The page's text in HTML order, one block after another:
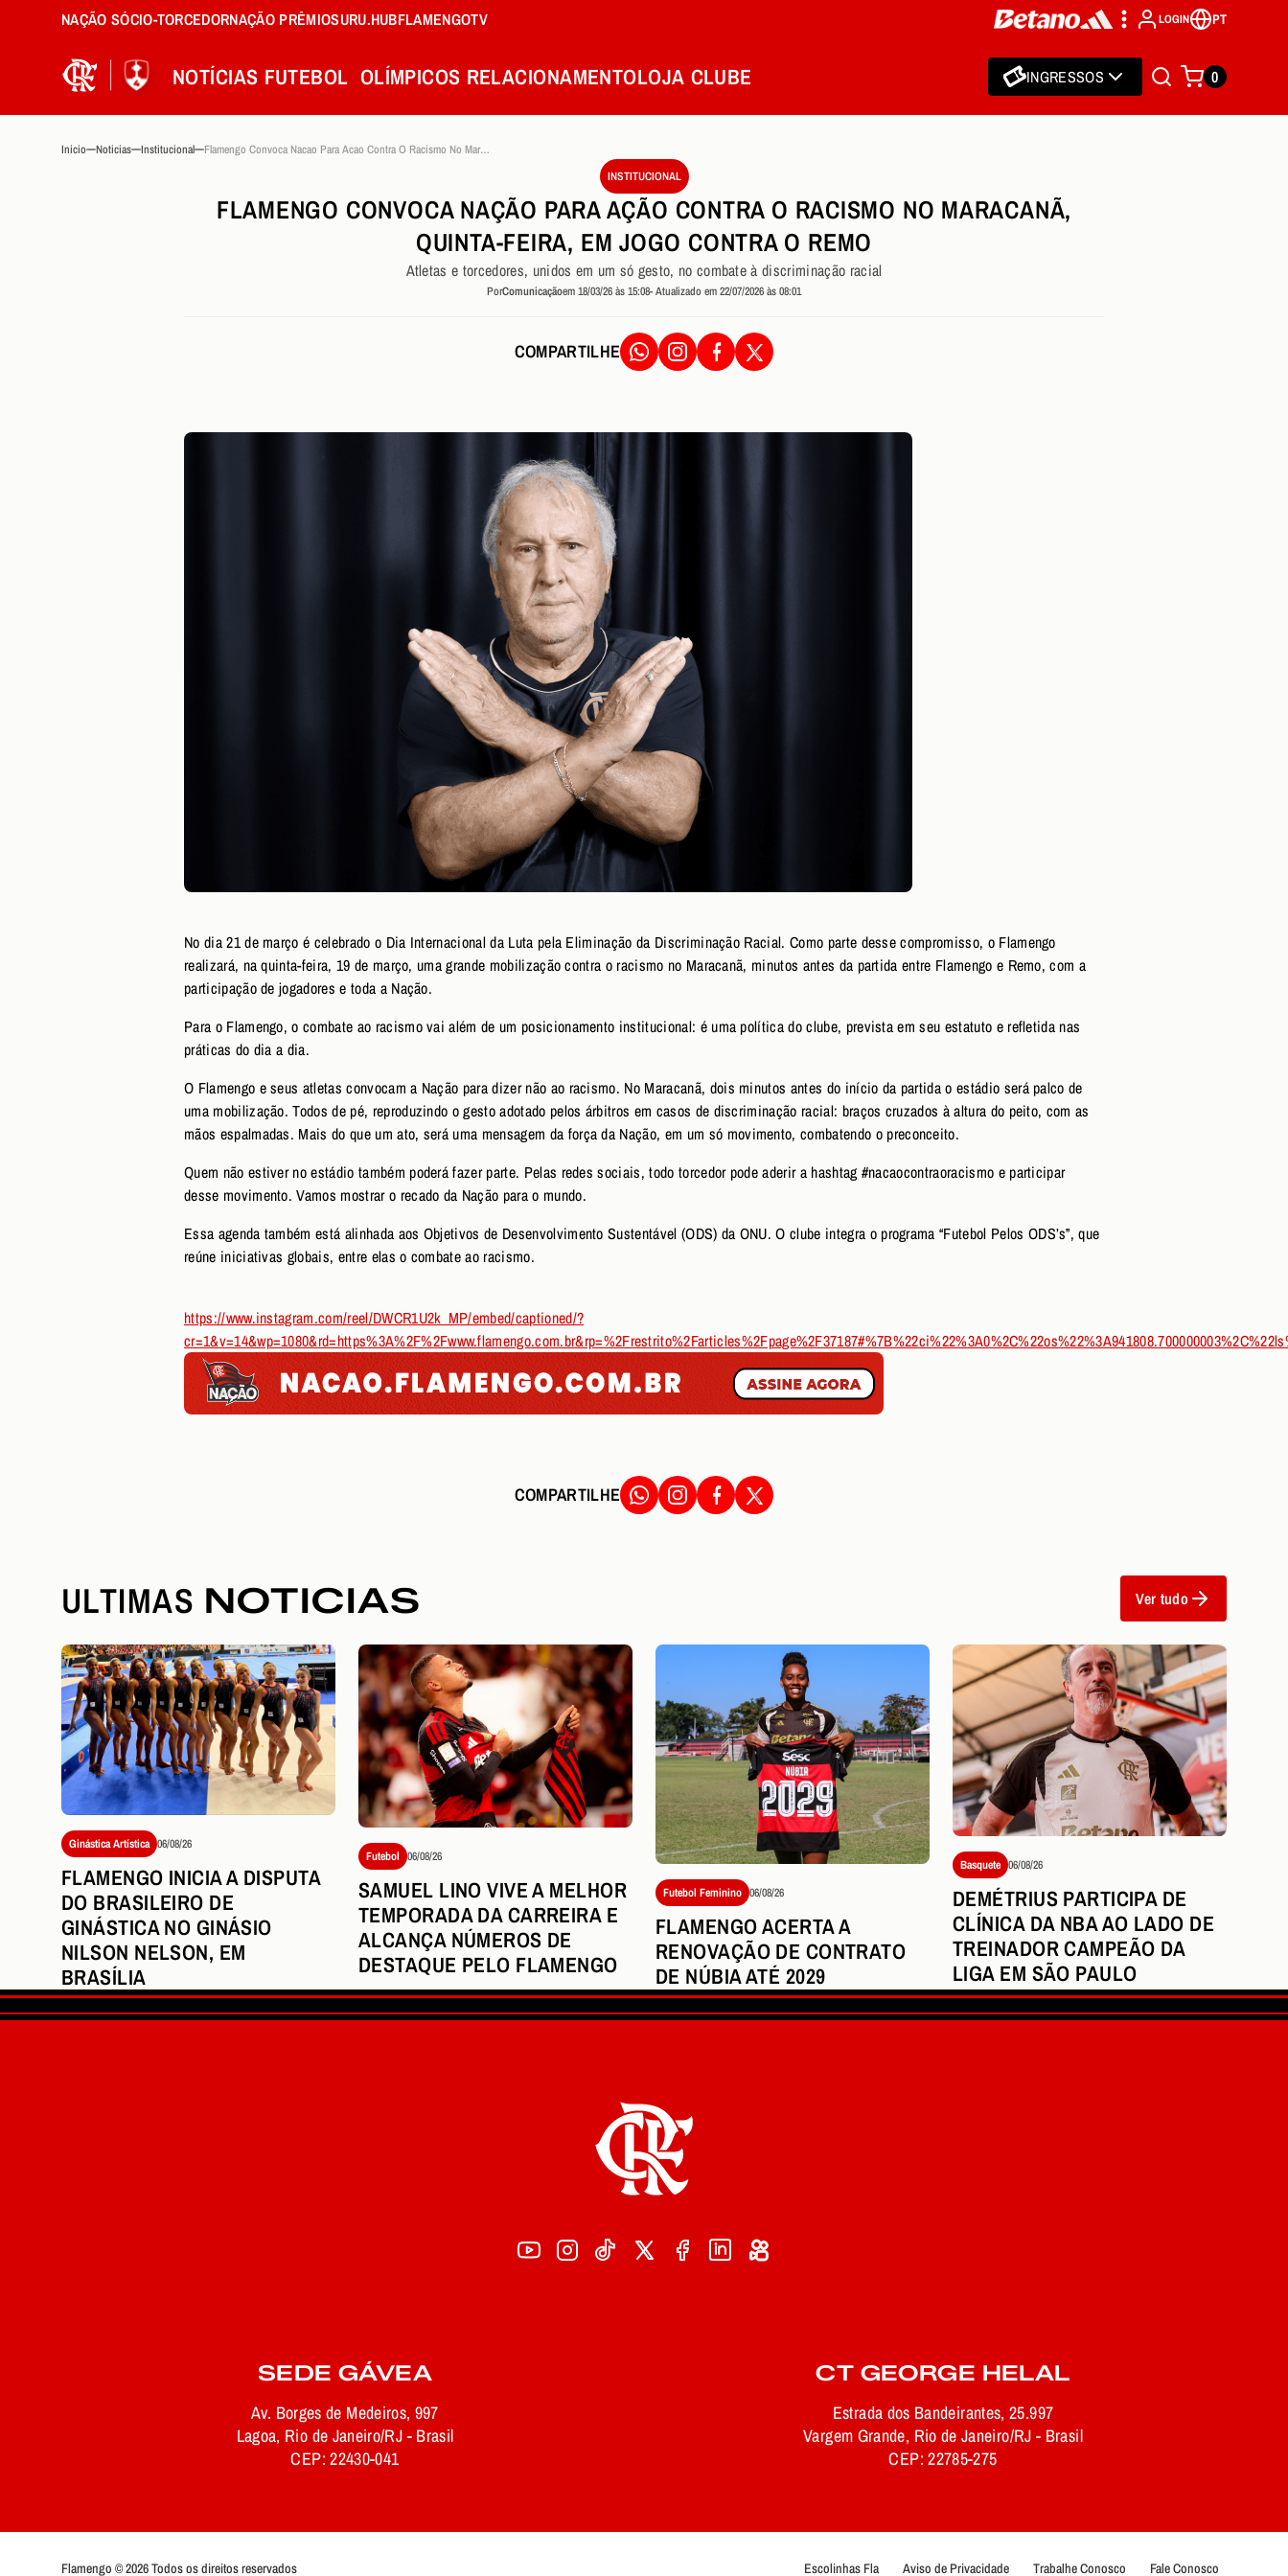
NAÇÃO SÓCIO-TORCEDORNAÇÃO PRÊMIOSURU.HUBFLAMENGOTV LOGIN PT
NOTÍCIAS FUTEBOL OLÍMPICOS RELACIONAMENTOLOJA CLUBE INGRESSOS 0
Inicio Noticias Institucional
Flamengo Convoca Nacao Para Acao Contra O Racismo No Maracana Quinta Feira Em Jogo Contra O Remo
INSTITUCIONAL
FLAMENGO CONVOCA NAÇÃO PARA AÇÃO CONTRA O RACISMO NO MARACANÃ,
QUINTA-FEIRA, EM JOGO CONTRA O REMO
Atletas e torcedores, unidos em um só gesto, no combate à discriminação racial
PorComunicaçãoem 18/03/26 às 15:08- Atualizado em 22/07/2026 às 08:01
COMPARTILHE
No dia 21 de março é celebrado o Dia Internacional da Luta pela Eliminação da Discriminação Racial. Como parte desse compromisso, o Flamengo
realizará, na quinta-feira, 19 de março, uma grande mobilização contra o racismo no Maracanã, minutos antes da partida entre Flamengo e Remo, com a
participação de jogadores e toda a Nação.
Para o Flamengo, o combate ao racismo vai além de um posicionamento institucional: é uma política do clube, prevista em seu estatuto e refletida nas
práticas do dia a dia.
O Flamengo e seus atletas convocam a Nação para dizer não ao racismo. No Maracanã, dois minutos antes do início da partida o estádio será palco de
uma mobilização. Todos de pé, reproduzindo o gesto adotado pelos árbitros em casos de discriminação racial: braços cruzados à altura do peito, com as
mãos espalmadas. Mais do que um ato, será uma mensagem da força da Nação, em um só movimento, combatendo o preconceito.
Quem não estiver no estádio também poderá fazer parte. Pelas redes sociais, todo torcedor pode aderir a hashtag #nacaocontraoracismo e participar
desse movimento. Vamos mostrar o recado da Nação para o mundo.
Essa agenda também está alinhada aos Objetivos de Desenvolvimento Sustentável (ODS) da ONU. O clube integra o programa “Futebol Pelos ODS’s”, que
reúne iniciativas globais, entre elas o combate ao racismo.
https://www.instagram.com/reel/DWCR1U2k_MP/embed/captioned/?
COMPARTILHE
ULTIMAS NOTICIAS Ver tudo
Ginástica Artística 06/08/26
FLAMENGO INICIA A DISPUTA
DO BRASILEIRO DE
GINÁSTICA NO GINÁSIO
NILSON NELSON, EM
BRASÍLIA
Futebol 06/08/26
SAMUEL LINO VIVE A MELHOR
TEMPORADA DA CARREIRA E
ALCANÇA NÚMEROS DE
DESTAQUE PELO FLAMENGO
Futebol Feminino 06/08/26
FLAMENGO ACERTA A
RENOVAÇÃO DE CONTRATO
DE NÚBIA ATÉ 2029
Basquete 06/08/26
DEMÉTRIUS PARTICIPA DE
CLÍNICA DA NBA AO LADO DE
TREINADOR CAMPEÃO DA
LIGA EM SÃO PAULO
SEDE GÁVEA
Av. Borges de Medeiros, 997
Lagoa, Rio de Janeiro/RJ - Brasil
CEP: 22430-041
CT GEORGE HELAL
Estrada dos Bandeirantes, 25.997
Vargem Grande, Rio de Janeiro/RJ - Brasil
CEP: 22785-275
Flamengo © 2026 Todos os direitos reservados Escolinhas Fla Aviso de Privacidade Trabalhe Conosco Fale Conosco